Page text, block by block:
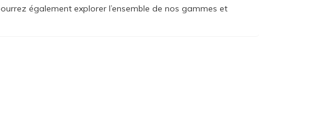
également explorer l’ensemble de nos gammes et